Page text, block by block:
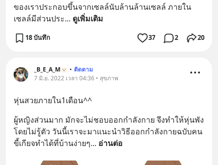
ของเราประกอบขึ้นจากเซลล์นับล้านล้านเซลล์ ภายใน
เซลล์มีส่วนประ... ดูเพิ่มเติม
18 บันทึก 37 2 20
_B_E_A_M🫥 • ติดตาม
7 มิ.ย. 2022 เวลา 04:36 • สุขภาพ
หุ่นสวยภายใน1เดือน^^
ผู้หญิงส่วนมาก มักจะไม่ชอบออกกำลังกาย จึงทำให้หุ่นพัง
โดยไม่รู้ตัว วันนี้เราจะมาแนะนำวิธีออกกำลังกายฉบับคน
ขี้เกียจทำได้ที่บ้านง่ายๆ... อ่านต่อ